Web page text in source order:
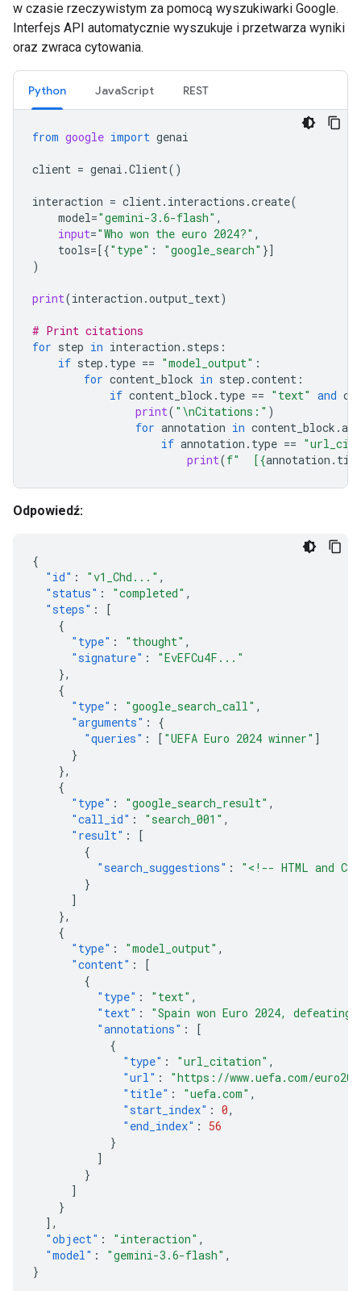
w czasie rzeczywistym za pomocą wyszukiwarki Google.
Interfejs API automatycznie wyszukuje i przetwarza wyniki
oraz zwraca cytowania.
Python JavaScript REST
from google import genai
client = genai .Client()
interaction = client. interactions .create(
model="gemini-3.6-flash" ,
input="Who won the euro 2024?" ,
tools=[{"type" : "google_search" }]
)
print(interaction .output_text)
# Print citations
for step in interaction . steps :
if step . type == "model_output" :
for content_block in step .content :
if content_block . type == "text" and
print( " \nCitations:" )
for annotation in content_block .
if annotation . type ==
print(f"  [{annotation .
Odpowiedź:
{
"id" : "v1_Chd..." ,
"status" : "completed" ,
"steps" :
[
{
"type" : "thought" ,
"signature" :
"EvEFCu4F..."
},
{
"type" : "google_search_call" ,
"arguments" :
{
"queries" : [ "UEFA Euro 2024 winner" ]
}
},
{
"type" : "google_search_result" ,
"call_id" : "search_001" ,
"result" :
[
{
"search_suggestions" :
"<!-- HTML and
}
]
},
{
"type" : "model_output" ,
"content" :
[
{
"type" : "text" ,
"text" :
"Spain won Euro 2024,
"annotations" :
[
{
"type" : "url_citation" ,
"url" :
"https://www.uefa.com/
"title" : "uefa.com" ,
"start_index" : 0,
"end_index" :
56
}
]
}
]
}
],
"object" : "interaction" ,
"model" : "gemini-3.6-flash" ,
}